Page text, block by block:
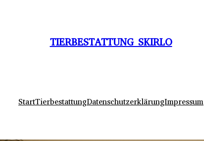
TIERBESTATTUNG SKIRLO
StartTierbestattungDatenschutzerklärungImpressum